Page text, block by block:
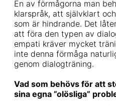
En av förmågorna man
klarspråk, att självklart
som är hindrande. Det
att föra den typen av
empati kräver mycket
inte denna förmåga
genom dialogträning.
Vad som behövs för att
sina egna ”olösliga”